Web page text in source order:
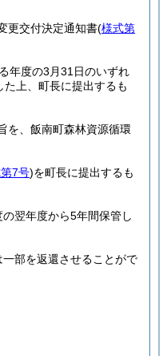
更交付決定通知書(様式第
年度の3月31日のいずれ
た上、町長に提出するも
を、飯南町森林資源循環
7号)を町長に提出するも
翌年度から5年間保管し
部を返還させることがで